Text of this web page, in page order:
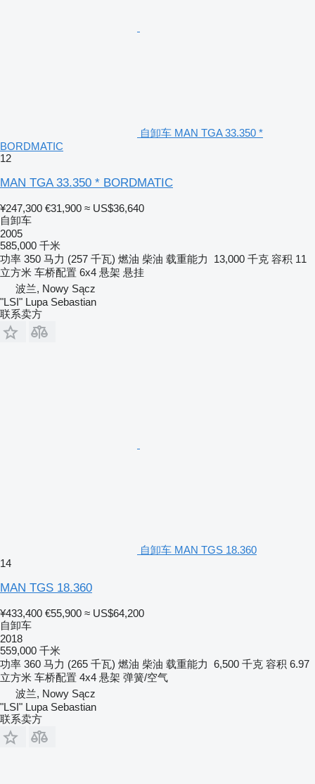
自卸车 MAN TGA 33.350 *
BORDMATIC
12
MAN TGA 33.350 * BORDMATIC
¥247,300 €31,900 ≈ US$36,640
自卸车
2005
585,000 千米
功率 350 马力 (257 千瓦) 燃油 柴油 载重能力 13,000 千克 容积 11
立方米 车桥配置 6x4 悬架 悬挂
波兰, Nowy Sącz
"LSI" Lupa Sebastian
联系卖方
自卸车 MAN TGS 18.360
14
MAN TGS 18.360
¥433,400 €55,900 ≈ US$64,200
自卸车
2018
559,000 千米
功率 360 马力 (265 千瓦) 燃油 柴油 载重能力 6,500 千克 容积 6.97
立方米 车桥配置 4x4 悬架 弹簧/空气
波兰, Nowy Sącz
"LSI" Lupa Sebastian
联系卖方